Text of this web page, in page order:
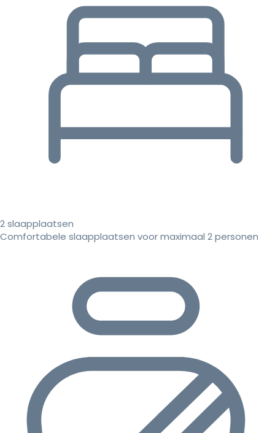
2 slaapplaatsen
Comfortabele slaapplaatsen voor maximaal 2 personen